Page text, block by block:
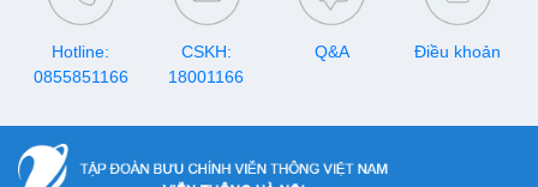
Hotline:
0855851166
CSKH:
18001166
Q&A Điều khoản